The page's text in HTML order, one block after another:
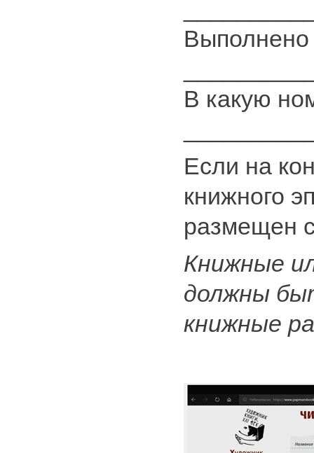
Выполнено
В какую
Если на
книжного
размещен
Книжные
должны
книжные